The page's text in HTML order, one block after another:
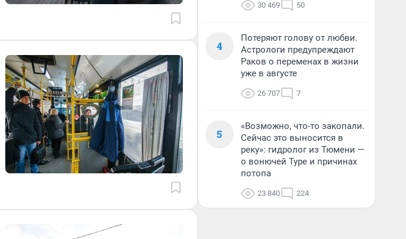
30 469 50
4
Потеряют голову от любви.
Астрологи предупреждают
Раков о переменах в жизни
уже в августе
26 707 7
5
«Возможно, что-то закопали.
Сейчас это выносится в
реку»: гидролог из Тюмени —
о вонючей Туре и причинах
потопа
23 840 224